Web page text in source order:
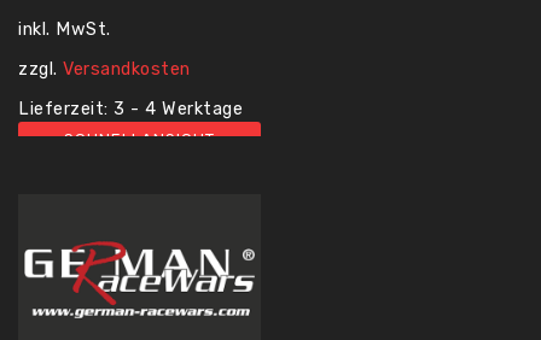
SCHNELLANSICHT
inkl. MwSt.
zzgl. Versandkosten
Lieferzeit: 3 - 4 Werktage